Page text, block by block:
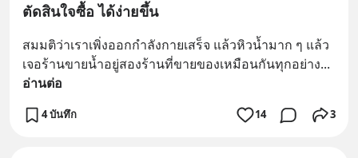
ตัดสินใจซื้อ ได้ง่ายขึ้น
สมมติว่าเราเพิ่งออกกำลังกายเสร็จ แล้วหิวน้ำมาก ๆ แล้ว
เจอร้านขายน้ำอยู่สองร้านที่ขายของเหมือนกันทุกอย่าง
อ่านต่อ
4 บันทึก 14 3